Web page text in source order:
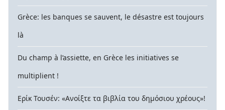
Grèce: les banques se sauvent, le désastre est toujours
là
Du champ à l’assiette, en Grèce les initiatives se
multiplient !
Ερίκ Τουσέν: «Ανοίξτε τα βιβλία του δημόσιου χρέους»!